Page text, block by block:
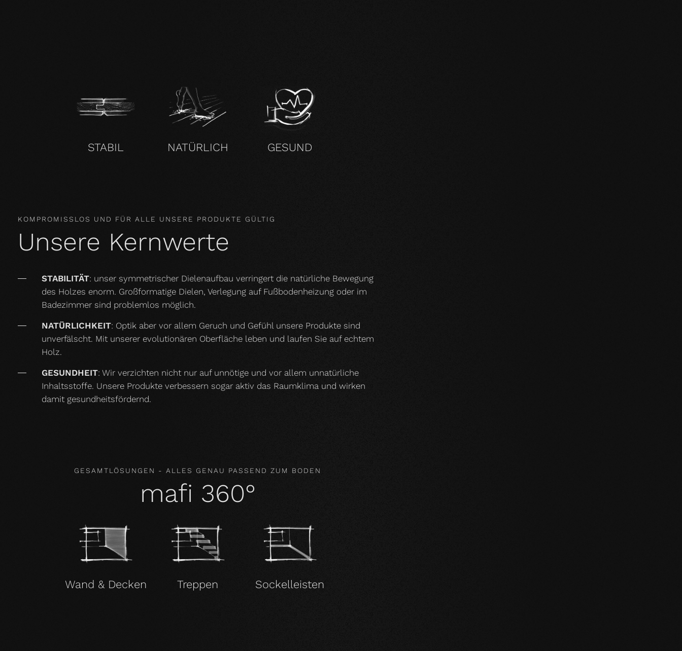
STABIL NATÜRLICH GESUND
KOMPROMISSLOS UND FÜR ALLE UNSERE PRODUKTE GÜLTIG
Unsere Kernwerte
STABILITÄT: unser symmetrischer Dielenaufbau verringert die natürliche Bewegung
des Holzes enorm. Großformatige Dielen, Verlegung auf Fußbodenheizung oder im
Badezimmer sind problemlos möglich.
NATÜRLICHKEIT: Optik aber vor allem Geruch und Gefühl unsere Produkte sind
unverfälscht. Mit unserer evolutionären Oberfläche leben und laufen Sie auf echtem
Holz.
GESUNDHEIT: Wir verzichten nicht nur auf unnötige und vor allem unnatürliche
Inhaltsstoffe. Unsere Produkte verbessern sogar aktiv das Raumklima und wirken
damit gesundheitsfördernd.
GESAMTLÖSUNGEN - ALLES GENAU PASSEND ZUM BODEN
mafi 360°
Wand & Decken Treppen Sockelleisten